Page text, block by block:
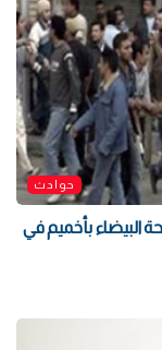
حوادث
البيضاء بأخميم في